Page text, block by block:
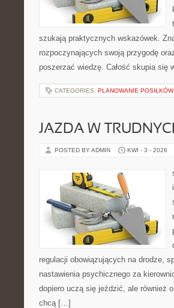
szukają praktycznych wskazówek.
rozpoczynających swoją przygodę
poszerzać wiedzę. Całość skupia się
CATEGORIES: PLANOWANIE
JAZDA W
POSTED BY ADMIN KWI - 3 - 2026
regulacji obowiązujących na drodze,
nastawienia psychicznego za
dopiero uczą się jeździć, ale również
chcą […]